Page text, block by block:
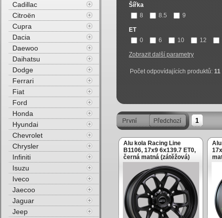
Šířka
8
8.5 9
ET
0
6 10 12
Zobrazit další parametry
Počet odpovídajících produktů:11
1
Alu kola Racing Line
B1106, 17x9 6x139.7 ET0,
černá matná (zátěžová)
Cadillac
Citroën
Cupra
Dacia
Daewoo
Daihatsu
Dodge
Ferrari
Fiat
Ford
Honda
Hyundai
Chevrolet
Chrysler
Infiniti
Isuzu
Iveco
Jaecoo
Jaguar
Jeep